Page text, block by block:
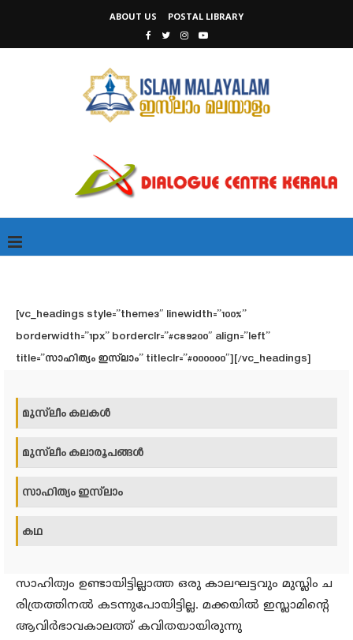
ABOUT US POSTAL LIBRARY
[vc_headings style=”theme3″ linewidth=”100%”
borderwidth=”1px” borderclr=”#c89200″ align=”left”
title=”സാഹിത്യം ഇസ്‌ലാം” titleclr=”#000000″][/vc_headings]
മുസ്‌ലീം കലകള്‍
മുസ്‌ലീം കലാരൂപങ്ങള്‍
സാഹിത്യം ഇസ്‌ലാം
കഥ
സാഹിത്യം ഉണ്ടായിട്ടില്ലാത്ത ഒരു കാലഘട്ടവും മുസ്ലിം ച
രിത്രത്തിനല്‍ കടന്നുപോയിട്ടില്ല. മക്കയില്‍ ഇസ്ലാമിന്റെ
ആവിര്‍ഭാവകാലത്ത് കവിതയായിരുന്നു